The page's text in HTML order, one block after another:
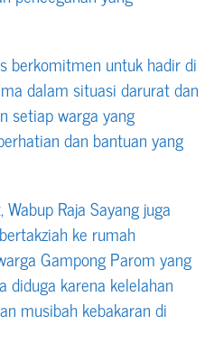
berkomitmen untuk hadir di
dalam situasi darurat dan
setiap warga yang
dan bantuan yang
Raja Sayang juga
ke rumah
Gampong Parom yang
diduga karena kelelahan
musibah kebakaran di